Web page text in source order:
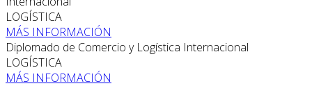
LOGÍSTICA
MÁS INFORMACIÓN
Diplomado de Comercio y Logística Internacional
LOGÍSTICA
MÁS INFORMACIÓN